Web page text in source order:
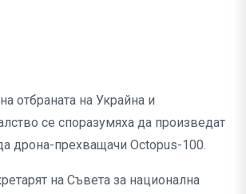
отбраната на Украйна и
се споразумяха да произведат
дрона-прехващачи Octopus-100.
на Съвета за национална